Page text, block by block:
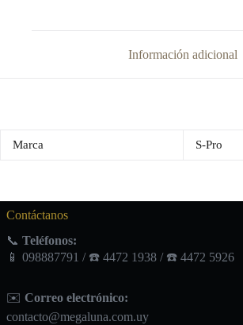
Información adicional
Marca S-Pro
Contáctanos
📞 Teléfonos:
📱 098887791 / ☎️ 4472 1938 / ☎️ 4472 5926
✉️ Correo electrónico:
contacto@megaluna.com.uy